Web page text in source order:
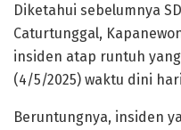
Diketahui sebelumnya
Caturtunggal,
insiden atap runtuh
(4/5/2025) waktu dini
Beruntungnya, insiden